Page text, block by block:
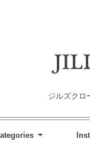
ジルズクロ